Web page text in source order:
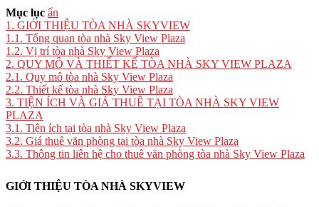
Mục lục ẩn
1. GIỚI THIỆU TÒA NHÀ SKYVIEW
1.1. Tổng quan tòa nhà Sky View Plaza
1.2. Vị trí tòa nhà Sky View Plaza
2. QUY MÔ VÀ THIẾT KẾ TÒA NHÀ SKY VIEW PLAZA
2.1. Quy mô tòa nhà Sky View Plaza
2.2. Thiết kế tòa nhà Sky View Plaza
3. TIỆN ÍCH VÀ GIÁ THUÊ TẠI TÒA NHÀ SKY VIEW
PLAZA
3.1. Tiện ích tại tòa nhà Sky View Plaza
3.2. Giá thuê văn phòng tại tòa nhà Sky View Plaza
3.3. Thông tin liên hệ cho thuê văn phòng tòa nhà Sky View Plaza
GIỚI THIỆU TÒA NHÀ SKYVIEW